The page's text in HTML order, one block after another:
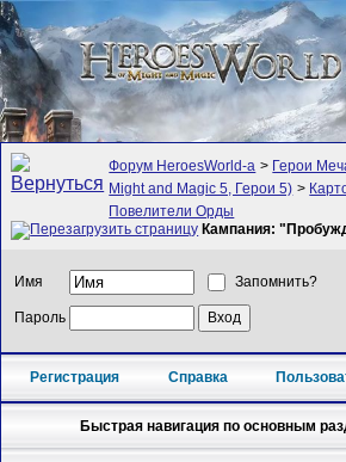
Форум HeroesWorld-а > Герои
Might and Magic 5, Герои 5) >
Повелители Орды
Кампания:
Имя Запомнить?
Пароль
Регистрация Справка
Быстрая навигация по основным